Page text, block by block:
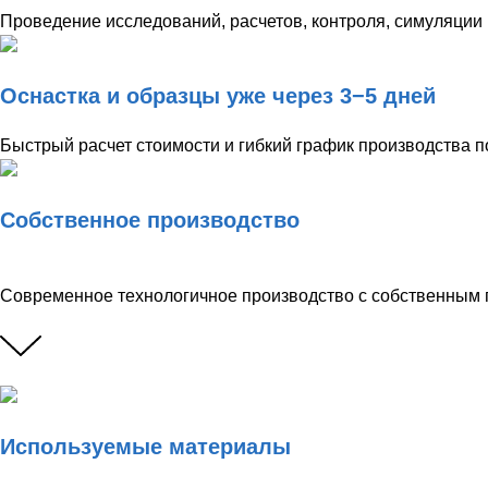
Проведение исследований, расчетов, контроля, симуляции
Оснастка и образцы уже через 3−5 дней
Быстрый расчет стоимости и гибкий график производства
Собственное производство
Современное технологичное производство с
Используемые материалы